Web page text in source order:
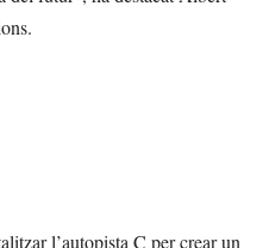
l’autopista C per crear un